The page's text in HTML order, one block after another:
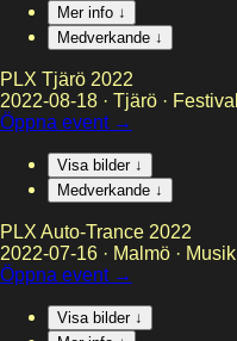
Mer info ↓
Medverkande ↓
PLX Tjärö 2022
2022-08-18 · Tjärö · Festival
Öppna event →
Visa bilder ↓
Medverkande ↓
PLX Auto-Trance 2022
2022-07-16 · Malmö · Musik
Öppna event →
Visa bilder ↓